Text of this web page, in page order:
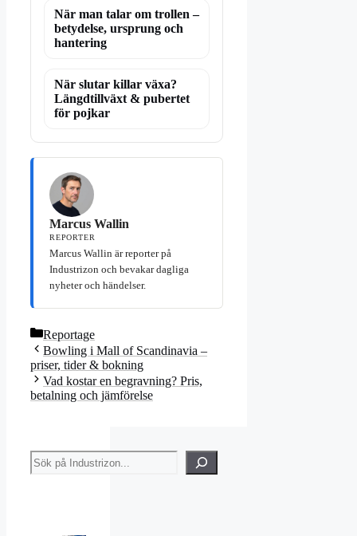
När man talar om trollen –
betydelse, ursprung och
hantering
När slutar killar växa?
Längdtillväxt & pubertet
för pojkar
Marcus Wallin
REPORTER
Marcus Wallin är reporter på
Industrizon och bevakar dagliga
nyheter och händelser.
Kategorier
Reportage
Bowling i Mall of Scandinavia –
priser, tider & bokning
Vad kostar en begravning? Pris,
betalning och jämförelse
Sök